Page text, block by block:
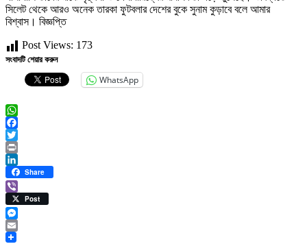
সিলেট থেকে আরও অনেক তারকা ফুটবলার দেশের বুকে সুনাম কুড়াবে বলে আমার
বিশ্বাস। বিজ্ঞপ্তি
Post Views: 173
সংবাদটি শেয়ার করুন
WhatsApp
WhatsApp
Facebook
Twitter
Print
LinkedIn
Share
ViberPost
Messenger
Email